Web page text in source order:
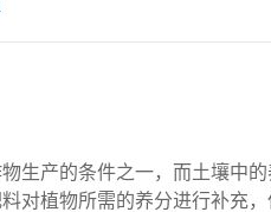
产的条件之一，而土壤中的
对植物所需的养分进行补充